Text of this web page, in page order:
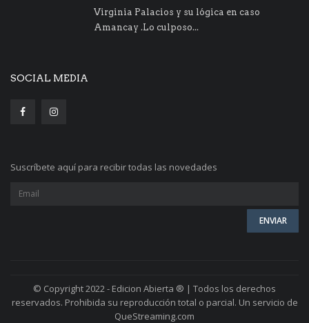
Virginia Palacios y su lógica en caso
Amancay .Lo culposo...
SOCIAL MEDIA
Suscríbete aquí para recibir todas las novedades
© Copyright 2022 - Edicion Abierta ® | Todos los derechos
reservados. Prohibida su reproducción total o parcial. Un servicio de
QueStreaming.com